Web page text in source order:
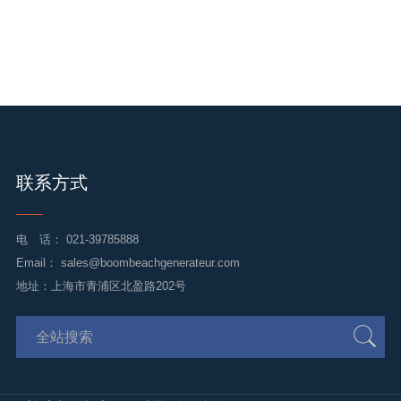
联系方式
电 话： 021-39785888
Email： sales@boombeachgenerateur.com
地址：上海市青浦区北盈路202号